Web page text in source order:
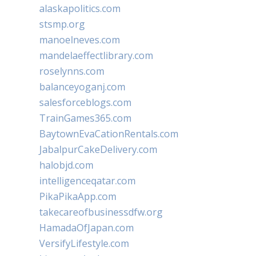
alaskapolitics.com
stsmp.org
manoelneves.com
mandelaeffectlibrary.com
roselynns.com
balanceyoganj.com
salesforceblogs.com
TrainGames365.com
BaytownEvaCationRentals.com
JabalpurCakeDelivery.com
halobjd.com
intelligenceqatar.com
PikaPikaApp.com
takecareofbusinessdfw.org
HamadaOfJapan.com
VersifyLifestyle.com